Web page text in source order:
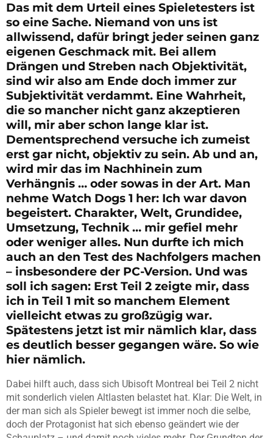
Das mit dem Urteil eines Spieletesters ist
so eine Sache. Niemand von uns ist
allwissend, dafür bringt jeder seinen ganz
eigenen Geschmack mit. Bei allem
Drängen und Streben nach Objektivität,
sind wir also am Ende doch immer zur
Subjektivität verdammt. Eine Wahrheit,
die so mancher nicht ganz akzeptieren
will, mir aber schon lange klar ist.
Dementsprechend versuche ich zumeist
erst gar nicht, objektiv zu sein. Ab und an,
wird mir das im Nachhinein zum
Verhängnis … oder sowas in der Art. Man
nehme Watch Dogs 1 her: Ich war davon
begeistert. Charakter, Welt, Grundidee,
Umsetzung, Technik … mir gefiel mehr
oder weniger alles. Nun durfte ich mich
auch an den Test des Nachfolgers machen
– insbesondere der PC-Version. Und was
soll ich sagen: Erst Teil 2 zeigte mir, dass
ich in Teil 1 mit so manchem Element
vielleicht etwas zu großzügig war.
Spätestens jetzt ist mir nämlich klar, dass
es deutlich besser gegangen wäre. So wie
hier nämlich.
Dabei hilft auch, dass sich Ubisoft Montreal bei Teil 2 nicht
mit sonderlich vielen Altlasten belastet hat. Klar: Die Welt, in
der man sich als Spieler bewegt ist immer noch die selbe,
doch der Protagonist hat sich ebenso geändert wie der